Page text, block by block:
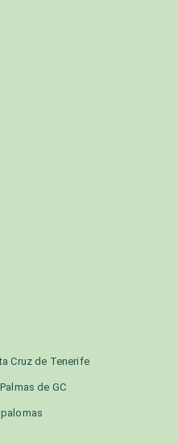
Cruz de Tenerife
de GC